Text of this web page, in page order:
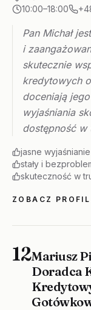
10:00–18:00
Pan Michał
i
skutecznie
kredytowych
doceniają
wyjaśniania
dostępność w
jasne
stały i
skuteczność w
ZOBACZ
12Mariusz
Doradca